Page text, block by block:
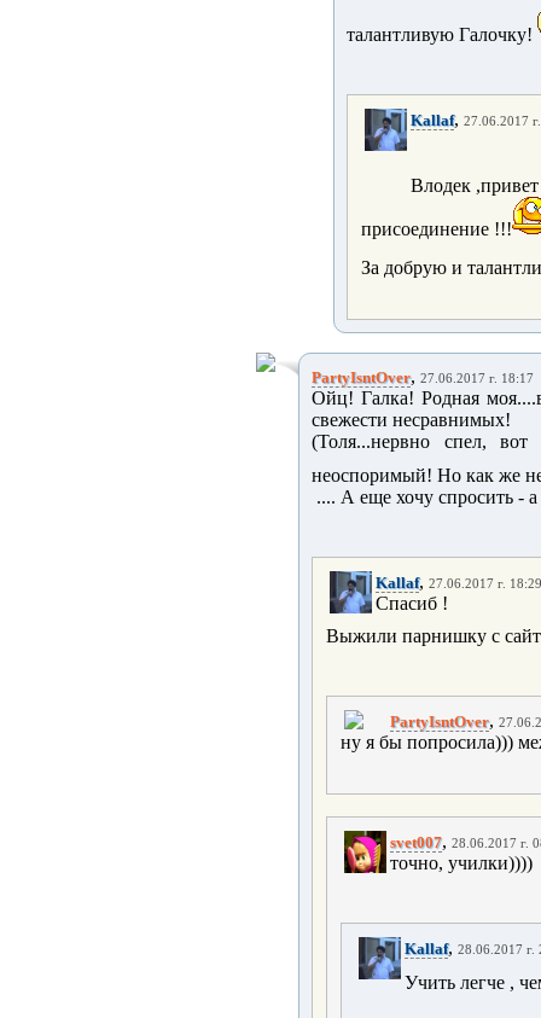
талантливую Галочку!
Kallaf, 27.06.2017
Влодек
присоединение !!!
За добрую и
PartyIsntOver, 27.06.2017 г. 18:17
Ойц! Галка! Родная
свежести несравнимых!
(Толя...нервно спел,
неоспоримый! Но как же
.... А еще хочу спросить -
Kallaf, 27.06.2017 г. 18:29
Спасиб !
Выжили парнишку с
PartyIsntOver,
ну я бы попросила)))
svet007, 28.06.2017 г.
точно, училки))))
Kallaf, 28.06.2017 г.
Учить легче ,